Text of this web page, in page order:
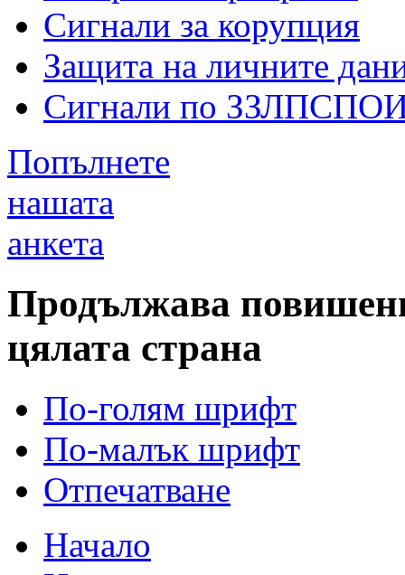
Сигнали за корупция
Защита на личните
Сигнали по
Попълнете
нашата
анкета
Продължава
цялата страна
По-голям шрифт
По-малък шрифт
Отпечатване
Начало